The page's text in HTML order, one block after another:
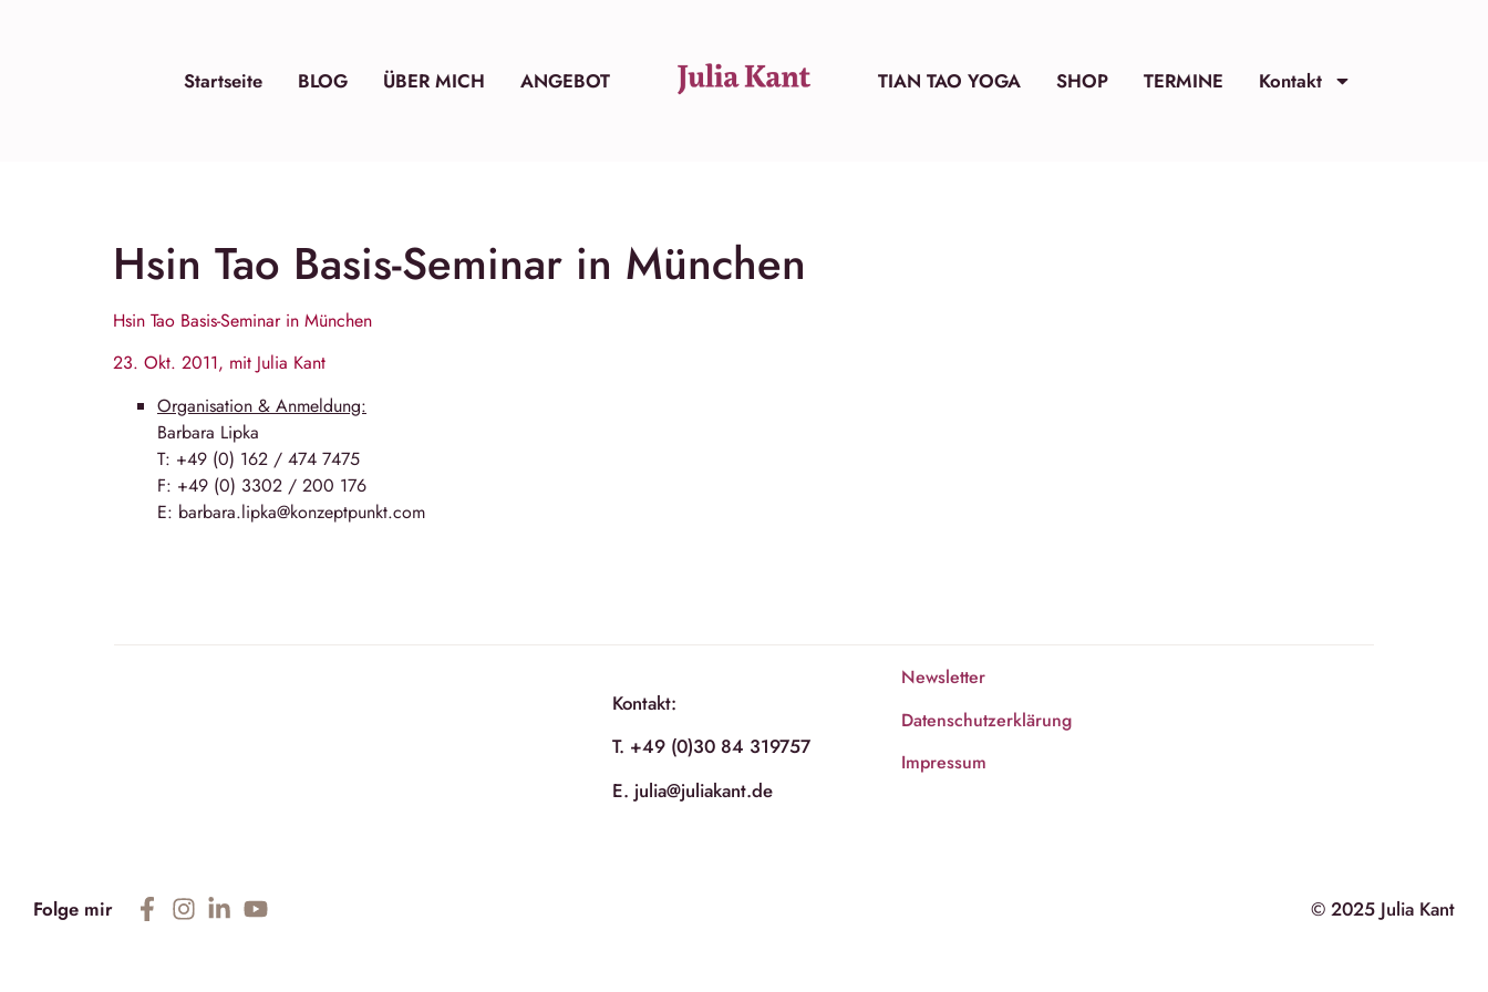
TIAN TAO YOGA SHOP TERMINE Kontakt
Startseite BLOG ÜBER MICH ANGEBOT
Hsin Tao Basis-Seminar in München
Hsin Tao Basis-Seminar in München
23. Okt. 2011, mit Julia Kant
Organisation & Anmeldung:
Barbara Lipka
T: +49 (0) 162 / 474 7475
F: +49 (0) 3302 / 200 176
E: barbara.lipka@konzeptpunkt.com
Kontakt:
T. +49 (0)30 84 319757
E. julia@juliakant.de
Newsletter
Datenschutzerklärung
Impressum
Folge mir © 2025 Julia Kant